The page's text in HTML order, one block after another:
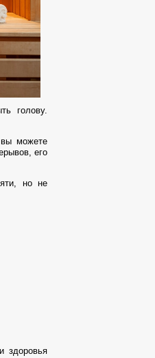
голову.
вы можете
его
но не
здоровья